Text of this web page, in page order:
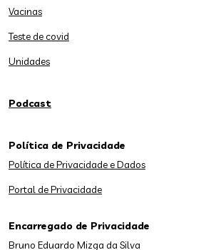
Vacinas
Teste de covid
Unidades
Podcast
Política de Privacidade
Política de Privacidade e Dados
Portal de Privacidade
Encarregado de Privacidade
Bruno Eduardo Mizga da Silva